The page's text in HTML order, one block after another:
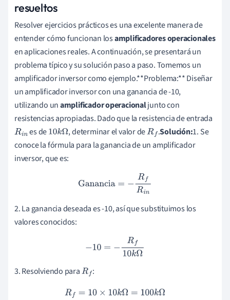
resueltos
Resolver ejercicios prácticos es una excelente manera de
entender cómo funcionan losamplificadores operacionales
en aplicaciones reales. A continuación, se presentará un
problema típico y su solución paso a paso. Tomemos un
amplificador inversor como ejemplo.**Problema:** Diseñar
un amplificador inversor con una ganancia de -10,
utilizando unamplificador operacionaljunto con
resistencias apropiadas. Dado que la resistencia de entrada
Rin es de10kΩ , determinar el valor deRf .Solución:1. Se
conoce la fórmula para la ganancia de un amplificador
inversor, que es:
Ganancia =− in
2. La ganancia deseada es -10, así que substituimos los
valores conocidos:
−10=− 10kΩ
3. Resolviendo paraRf :
R f=10× 10kΩ=100 kΩ